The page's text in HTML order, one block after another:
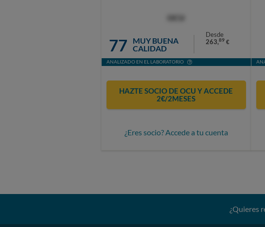
77
MUY BUENA
CALIDAD
Desde
263,89 €
ANALIZADO EN EL LABORATORIO
HAZTE SOCIO DE OCU Y ACCEDE
2€/2MESES
¿Eres socio? Accede a tu cuenta
¿Quieres